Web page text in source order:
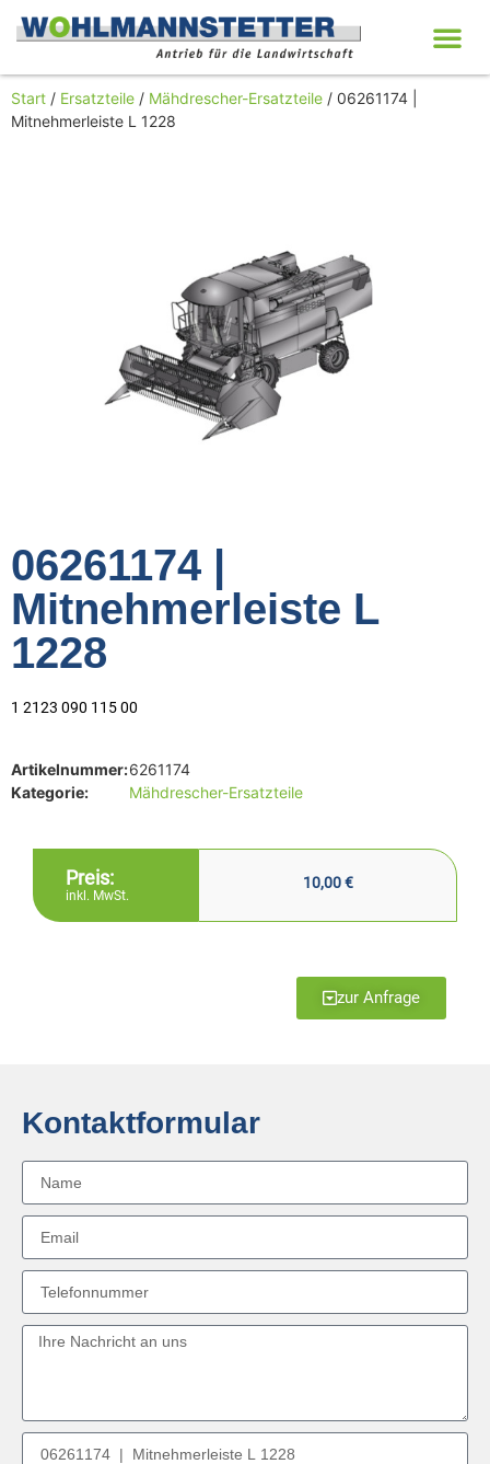
Start / Ersatzteile / Mähdrescher-Ersatzteile / 06261174 |
Mitnehmerleiste L 1228
06261174 |
Mitnehmerleiste L
1228
1 2123 090 115 00
Artikelnummer:6261174
Kategorie:
Mähdrescher-Ersatzteile
Preis:
inkl. MwSt.
10,00€
zur Anfrage
Kontaktformular